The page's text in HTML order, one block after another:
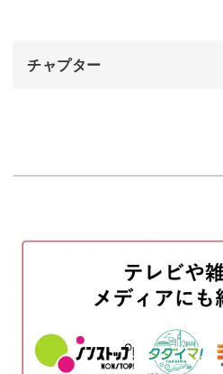
五段階のグラデーションは最初
点を描き分けて、まるで曼荼羅
しいアートを描くポイントをお
お好きな色で描いて飾ったり、
チャプター
2色目で丸を描く
3色目で丸を描く
4色目で丸を描く